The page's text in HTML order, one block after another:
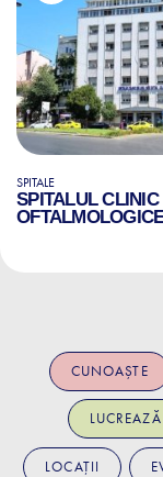
SPITALE
SPITALUL
CUNOAȘTE
LUCREAZĂ
LOCAȚII